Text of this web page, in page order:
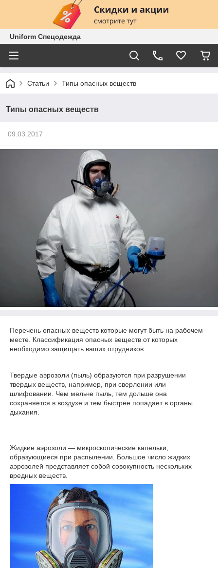
Uniform Спецодежда
Статьи Типы опасных веществ
Типы опасных веществ
09.03.2017
Перечень опасных веществ которые могут быть на рабочем
месте. Классификация опасных веществ от которых
необходимо защищать ваших отрудников.
Твердые аэрозоли (пыль) образуются при разрушении
твердых веществ, например, при сверлении или
шлифовании. Чем мельче пыль, тем дольше она
сохраняется в воздухе и тем быстрее попадает в органы
дыхания.
Жидкие аэрозоли — микроскопические капельки,
образующиеся при распылении. Большое число жидких
аэрозолей представляет собой совокупность нескольких
вредных веществ.